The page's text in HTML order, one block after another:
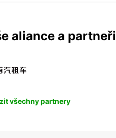
aliance a partneři
všechny partnery